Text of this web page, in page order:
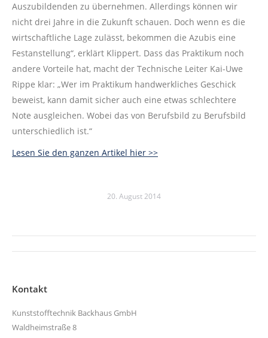
Auszubildenden zu übernehmen. Allerdings können wir
nicht drei Jahre in die Zukunft schauen. Doch wenn es die
wirtschaftliche Lage zulässt, bekommen die Azubis eine
Festanstellung“, erklärt Klippert. Dass das Praktikum noch
andere Vorteile hat, macht der Technische Leiter Kai-Uwe
Rippe klar: „Wer im Praktikum handwerkliches Geschick
beweist, kann damit sicher auch eine etwas schlechtere
Note ausgleichen. Wobei das von Berufsbild zu Berufsbild
unterschiedlich ist.“
Lesen Sie den ganzen Artikel hier >>
20. August 2014
Kommentarnavigation
Kontakt
Kunststofftechnik Backhaus GmbH
Waldheimstraße 8